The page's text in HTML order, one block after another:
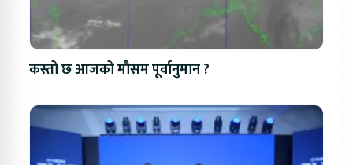
कस्तो छ आजको मौसम पूर्वानुमान ?